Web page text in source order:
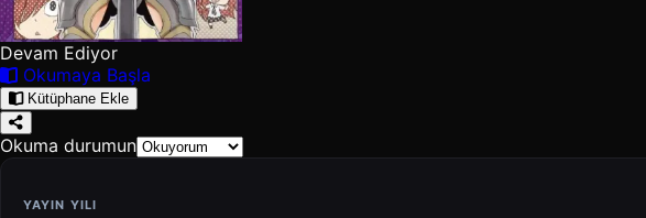
Devam Ediyor
Okumaya Başla
Kütüphane Ekle
Okuma durumun
YAYIN YILI